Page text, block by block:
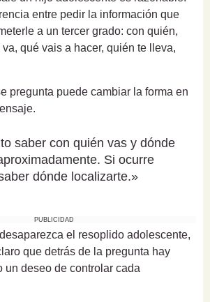
entre pedir la información que
a un tercer grado: con quién,
qué vais a hacer, quién te lleva,
pregunta puede cambiar la forma en
saber con quién vas y dónde
Si ocurre
dónde localizarte.»
PUBLICIDAD
el resoplido adolescente,
que detrás de la pregunta hay
un deseo de controlar cada